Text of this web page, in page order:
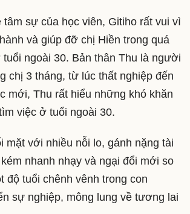
tâm sự của học viên, Gitiho rất vui vì
và giúp đỡ chị Hiền trong quá
ngoài 30. Bản thân Thu là người
chị 3 tháng, từ lúc thất nghiệp đến
mới, Thu rất hiểu những khó khăn
việc ở tuổi ngoài 30.
mặt với nhiều nỗi lo, gánh nặng tài
nhanh nhạy và ngại đổi mới so
độ tuổi chênh vênh trong con
sự nghiệp, mông lung về tương lai